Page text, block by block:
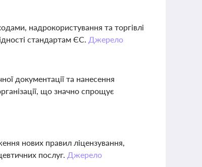
надрокористування та торгівлі
стандартам ЄС. Джерело
документації та нанесення
що значно спрощує
нових правил ліцензування,
послуг. Джерело